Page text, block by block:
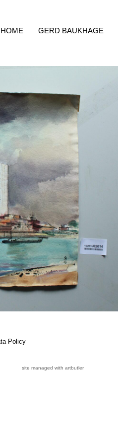
HOME GERD BAUKHAGE
Policy
site managed with artbutler